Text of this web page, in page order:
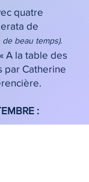
quatre
de
beau temps).
A la table des
par Catherine
: